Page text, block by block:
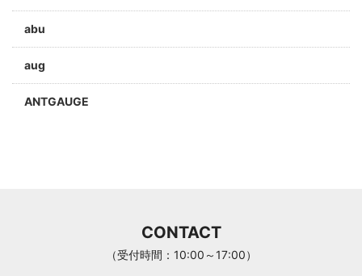
abu
aug
ANTGAUGE
CONTACT
（受付時間：10:00～17:00）